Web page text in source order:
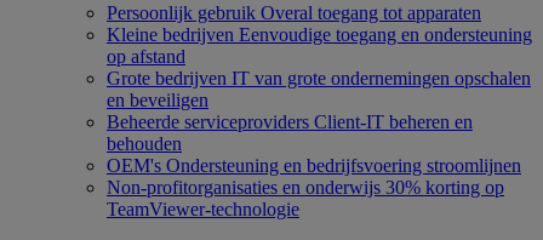
Persoonlijk gebruik Overal toegang tot apparaten
Kleine bedrijven Eenvoudige toegang en ondersteuning
op afstand
Grote bedrijven IT van grote ondernemingen opschalen
en beveiligen
Beheerde serviceproviders Client-IT beheren en
behouden
OEM's Ondersteuning en bedrijfsvoering stroomlijnen
Non-profitorganisaties en onderwijs 30% korting op
TeamViewer-technologie